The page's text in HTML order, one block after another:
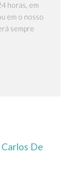
horas, em
em o nosso
sempre
De